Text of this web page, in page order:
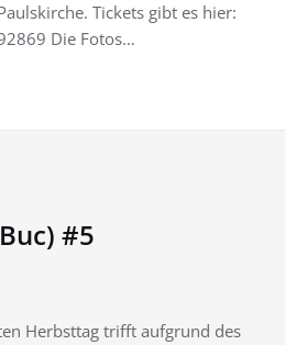
Tickets gibt es hier:
Die Fotos…
#5
Herbsttag trifft aufgrund des